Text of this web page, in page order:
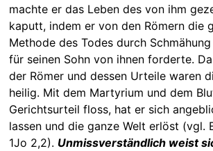
machte er das Leben des von ihm
kaputt, indem er von den Römern die
Methode des Todes durch
für seinen Sohn von ihnen forderte.
der Römer und dessen Urteile waren
heilig. Mit dem Martyrium und dem
Gerichtsurteil floss, hat er sich
lassen und die ganze Welt erlöst (vgl.
1Jo 2,2). Unmissverständlich weist